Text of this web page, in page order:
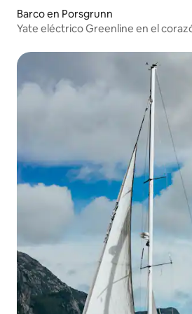
Barco en Porsgrunn
Yate eléctrico Greenline en el